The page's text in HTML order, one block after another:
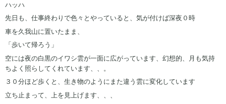
ハッハ
先日も、仕事終わりで色々とやっていると、気が付けば深夜０時
車を久我山に置いたまま、
「歩いて帰ろう」
空には夜の白黒のイワシ雲が一面に広がっています、幻想的、月も気持
ちよく照らしてくれています、、。
３０分ほど歩くと、生き物のようにまた違う雲に変化しています
立ち止まって、上を見上げます、、、